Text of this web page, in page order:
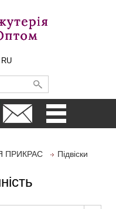
RU
ПРИКРАС Підвіски